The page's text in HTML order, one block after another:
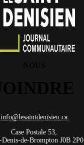
info@lesaintdenisien.ca
Case Postale 53,
Denis-de-Brompton J0B 2P0